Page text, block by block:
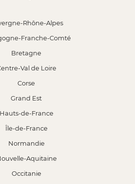
Rhône-Alpes
Franche-Comté
Bretagne
Val de Loire
Corse
Grand Est
Hauts-de-France
Île-de-France
Normandie
Aquitaine
Occitanie